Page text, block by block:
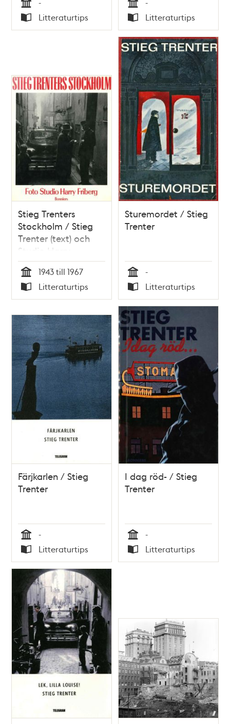
Tid
-
Typ
Litteraturtips Tid
-
Typ
Litteraturtips
Stieg Trenters
Stockholm / Stieg
Trenter (text) och
Studio Harry
Friberg/K. W. Gullers
(foto)
Tid
1943 till 1967
Typ
Litteraturtips
Sturemordet / Stieg
Trenter
Tid
-
Typ
Litteraturtips
Färjkarlen / Stieg
Trenter
Tid
-
Typ
Litteraturtips
I dag röd- / Stieg
Trenter
Tid
-
Typ
Litteraturtips